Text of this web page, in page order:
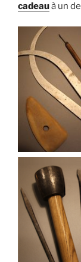
cadeauà un